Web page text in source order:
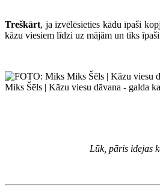
Treškārt, ja izvēlēsieties kādu īpaši
kāzu viesiem līdzi uz mājām un tiks
Miks Šēls | Kāzu viesu dāvana - galda
Lūk, pāris idejas